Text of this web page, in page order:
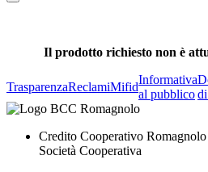
Il prodotto richiesto non è
TrasparenzaReclamiMifid
Informativa
al pubblico
Credito Cooperativo
Società Cooperativa